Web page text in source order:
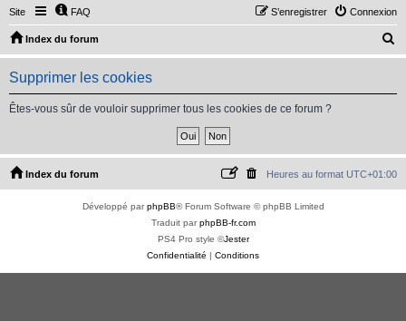
Site FAQ Connexion
S’enregistrer
Index du forum
e
h
Supprimer les cookies
Êtes-vous sûr de vouloir supprimer tous les cookies de ce forum ?
Index du forum Heures au format UTC+01:00
Développé parphpBB® Forum Software © phpBB Limited
Traduit parphpBB-fr.com
PS4 Pro style ©Jester
Confidentialité | Conditions